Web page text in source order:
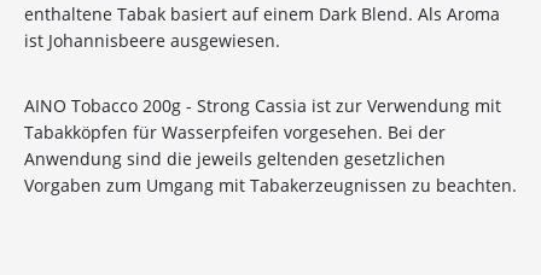
enthaltene Tabak basiert auf einem Dark Blend. Als Aroma
ist Johannisbeere ausgewiesen.
AINO Tobacco 200g - Strong Cassia ist zur Verwendung mit
Tabakköpfen für Wasserpfeifen vorgesehen. Bei der
Anwendung sind die jeweils geltenden gesetzlichen
Vorgaben zum Umgang mit Tabakerzeugnissen zu beachten.
10%Newsletter-Rabatt
auf deine Bestellung